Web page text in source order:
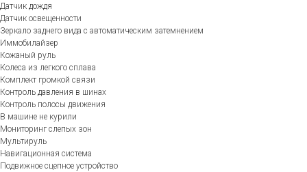
Датчик дождя
Датчик освещенности
Зеркало заднего вида с автоматическим затемнением
Иммобилайзер
Кожаный руль
Колеса из легкого сплава
Комплект громкой связи
Контроль давления в шинах
Контроль полосы движения
В машине не курили
Мониторинг слепых зон
Мультируль
Навигационная система
Подвижное сцепное устройство